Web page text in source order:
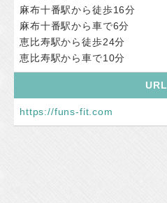
麻布十番駅から徒歩16分
麻布十番駅から車で6分
恵比寿駅から徒歩24分
恵比寿駅から車で10分
URL
https://funs-fit.com